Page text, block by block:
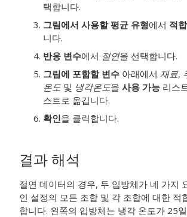
택합니다.
그림에서 사용할 평균 유형에서 적
니다.
반응 변수에서 절연을 선택합니다.
그림에 포함할 변수 아래에서 재료,
온도 및 냉각온도을 사용 가능 리스
스트로 옮깁니다.
확인을 클릭합니다.
결과 해석
절연 데이터의 경우, 두 입방체가 네 가지
인 설정의 모든 조합 및 각 조합에 대한 적
합니다. 왼쪽의 입방체는 냉각 온도가 25